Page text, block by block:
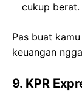
cukup berat.
Pas buat
keuangan
9. KPR